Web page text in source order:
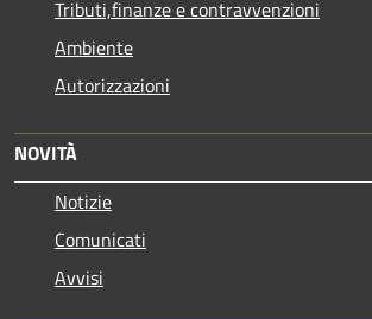
Tributi,finanze e contravvenzioni
Ambiente
Autorizzazioni
NOVITÀ
Notizie
Comunicati
Avvisi